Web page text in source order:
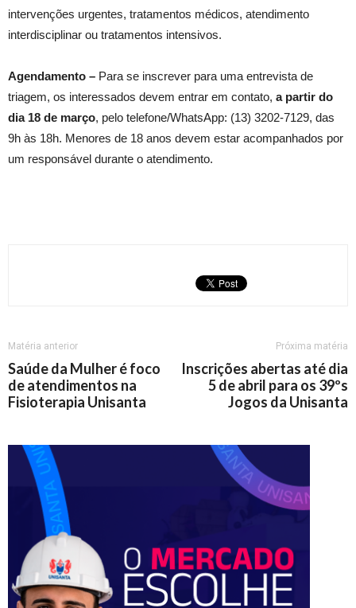
intervenções urgentes, tratamentos médicos, atendimento
interdisciplinar ou tratamentos intensivos.
Agendamento – Para se inscrever para uma entrevista de
triagem, os interessados devem entrar em contato, a partir do
dia 18 de março, pelo telefone/WhatsApp: (13) 3202-7129, das
9h às 18h. Menores de 18 anos devem estar acompanhados por
um responsável durante o atendimento.
Matéria anterior
Saúde da Mulher é foco
de atendimentos na
Fisioterapia Unisanta
Próxima matéria
Inscrições abertas até dia
5 de abril para os 39ºs
Jogos da Unisanta